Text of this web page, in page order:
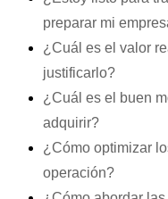
preparar mi
¿Cuál es el valor
justificarlo?
¿Cuál es el buen
adquirir?
¿Cómo optimizar
operación?